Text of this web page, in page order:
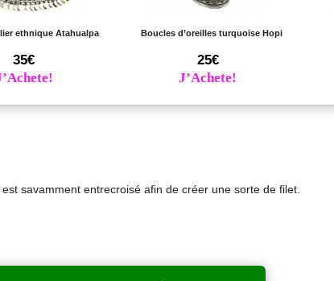
ethnique Atahualpa
35€
Boucles d’oreilles turquoise Hopi
25€
J’Achete!
savamment entrecroisé afin de créer une sorte de filet.